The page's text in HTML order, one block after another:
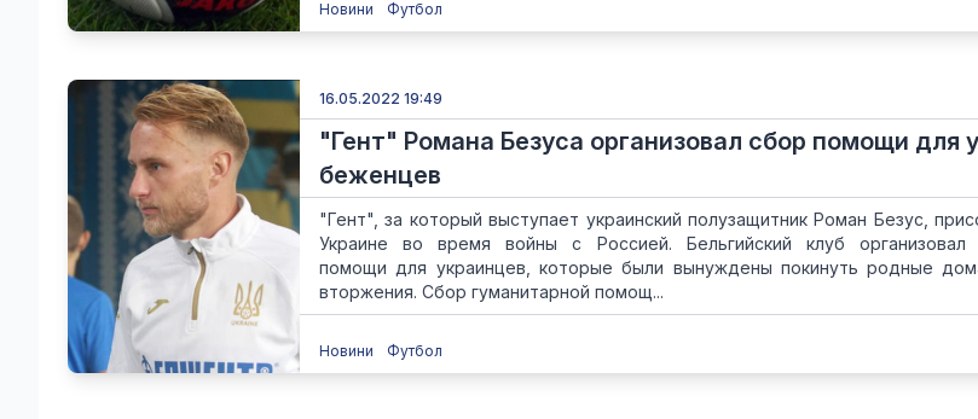
Новини Футбол
16.05.2022 19:49
"Гент" Романа Безуса организовал сбор помощи для
беженцев
"Гент", за который выступает украинский полузащитник Роман Безус,
Украине во время войны с Россией. Бельгийский клуб организовал
помощи для украинцев, которые были вынуждены покинуть родные
вторжения. Сбор гуманитарной помощ...
Новини Футбол